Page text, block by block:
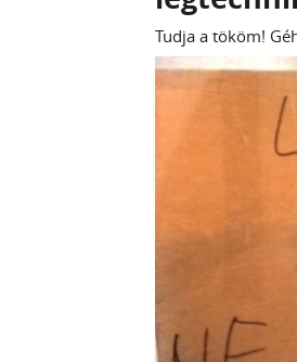
Tudja a tököm!